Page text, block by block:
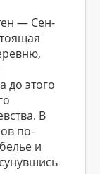
— Сен-
до этого
В
по-
и